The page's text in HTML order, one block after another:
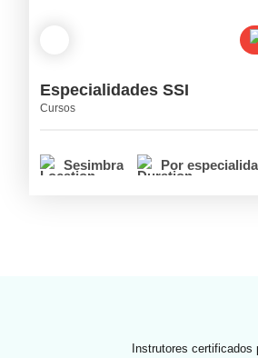
Especialidades SSI
Cursos
Sesimbra Por
Instrutores certificados